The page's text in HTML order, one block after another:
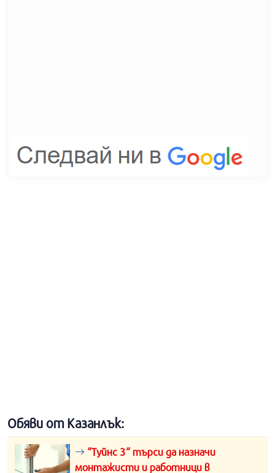
Обяви от Казанлък:
“Туйнс 3“ търси да назначи
монтажисти и работници в